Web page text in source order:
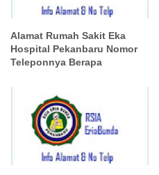
Alamat Rumah Sakit Eka
Hospital Pekanbaru Nomor
Teleponnya Berapa